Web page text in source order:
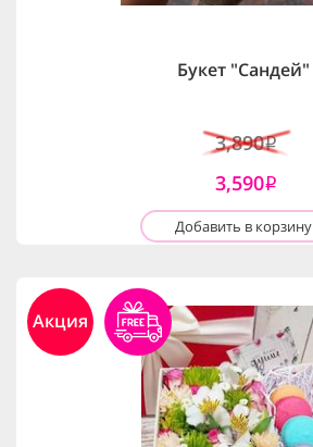
Букет "Сандей"
3,890i
3,590i
Добавить в корзину
Акция